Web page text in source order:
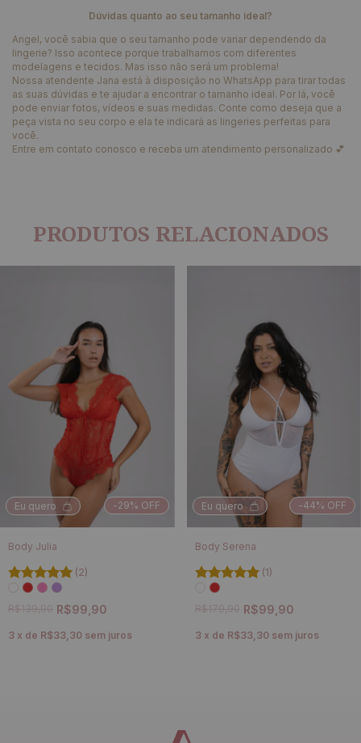
Dúvidas quanto ao seu tamanho ideal?
Angel, você sabia que o seu tamanho pode variar dependendo da
lingerie? Isso acontece porque trabalhamos com diferentes
modelagens e tecidos. Mas isso não será um problema!
Nossa atendente Jana está à disposição no WhatsApp para tirar todas
as suas dúvidas e te ajudar a encontrar o tamanho ideal. Por lá, você
pode enviar fotos, vídeos e suas medidas. Conte como deseja que a
peça vista no seu corpo e ela te indicará as lingeries perfeitas para
você.
Entre em contato conosco e receba um atendimento personalizado 💕
PRODUTOS RELACIONADOS
Eu quero -29% OFF
Body Julia
(2)
R$139,90 R$99,90
3 x de R$33,30 sem juros
Eu quero -44% OFF
Body Serena
(1)
R$179,90 R$99,90
3 x de R$33,30 sem juros